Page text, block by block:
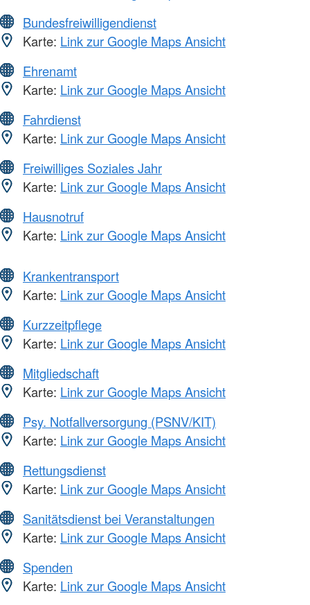
Bundesfreiwilligendienst
Karte: Link zur Google Maps Ansicht
Ehrenamt
Karte: Link zur Google Maps Ansicht
Fahrdienst
Karte: Link zur Google Maps Ansicht
Freiwilliges Soziales Jahr
Karte: Link zur Google Maps Ansicht
Hausnotruf
Karte: Link zur Google Maps Ansicht
Krankentransport
Karte: Link zur Google Maps Ansicht
Kurzzeitpflege
Karte: Link zur Google Maps Ansicht
Mitgliedschaft
Karte: Link zur Google Maps Ansicht
Psy. Notfallversorgung (PSNV/KIT)
Karte: Link zur Google Maps Ansicht
Rettungsdienst
Karte: Link zur Google Maps Ansicht
Sanitätsdienst bei Veranstaltungen
Karte: Link zur Google Maps Ansicht
Spenden
Karte: Link zur Google Maps Ansicht